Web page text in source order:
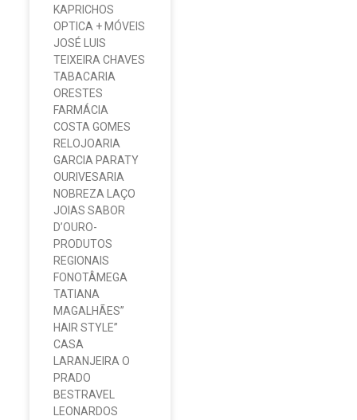
KAPRICHOS
OPTICA + MÓVEIS
JOSÉ LUIS
TEIXEIRA CHAVES
TABACARIA
ORESTES
FARMÁCIA
COSTA GOMES
RELOJOARIA
GARCIA PARATY
OURIVESARIA
NOBREZA LAÇO
JOIAS SABOR
D’OURO-
PRODUTOS
REGIONAIS
FONOTÂMEGA
TATIANA
MAGALHÃES”
HAIR STYLE”
CASA
LARANJEIRA O
PRADO
BESTRAVEL
LEONARDOS